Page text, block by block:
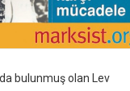
bulunmuş olan Lev